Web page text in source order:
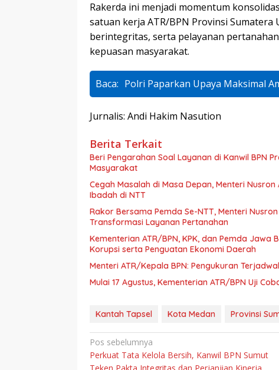
Rakerda ini menjadi momentum
satuan kerja ATR/BPN Provinsi
berintegritas, serta pelayanan
kepuasan masyarakat.
Baca: Polri Paparkan Upaya Maksimal
Jurnalis: Andi Hakim Nasution
Berita Terkait
Beri Pengarahan Soal Layanan di Kanwil BPN
Masyarakat
Cegah Masalah di Masa Depan, Menteri
Ibadah di NTT
Rakor Bersama Pemda Se-NTT, Menteri
Transformasi Layanan Pertanahan
Kementerian ATR/BPN, KPK, dan Pemda
Korupsi serta Penguatan Ekonomi Daerah
Menteri ATR/Kepala BPN: Pengukuran
Mulai 17 Agustus, Kementerian ATR/BPN Uji
Kantah Tapsel Kota Medan Provinsi
Navigasi
pos
Pos sebelumnya
Perkuat Tata Kelola Bersih, Kanwil BPN Sumut